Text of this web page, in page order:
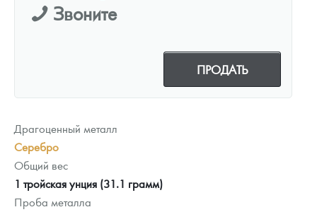
Звоните
ПРОДАТЬ
Драгоценный металл
Серебро
Общий вес
1 тройская унция (31.1 грамм)
Проба металла